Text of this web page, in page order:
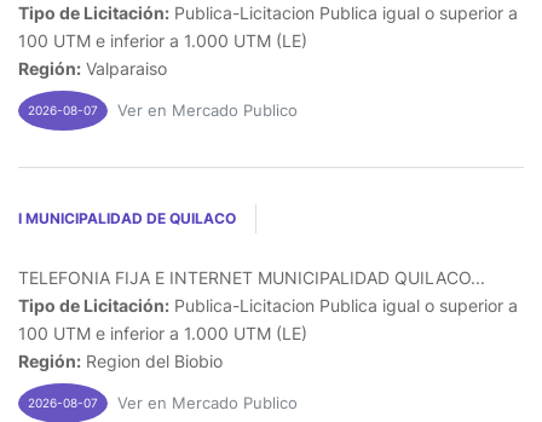
Tipo de Licitación: Publica-Licitacion Publica igual o superior a
100 UTM e inferior a 1.000 UTM (LE)
Región: Valparaiso
2026-08-07 Ver en Mercado Publico
I MUNICIPALIDAD DE QUILACO
TELEFONIA FIJA E INTERNET MUNICIPALIDAD QUILACO...
Tipo de Licitación: Publica-Licitacion Publica igual o superior a
100 UTM e inferior a 1.000 UTM (LE)
Región: Region del Biobio
2026-08-07 Ver en Mercado Publico